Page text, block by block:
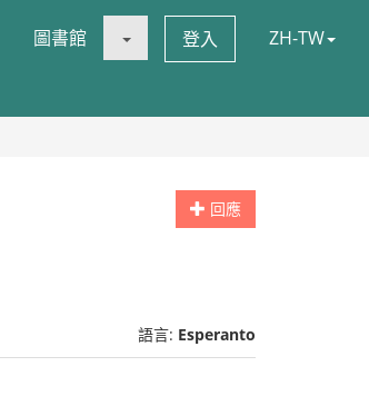
圖書館 登入 ZH-TW
回應
語言: Esperanto